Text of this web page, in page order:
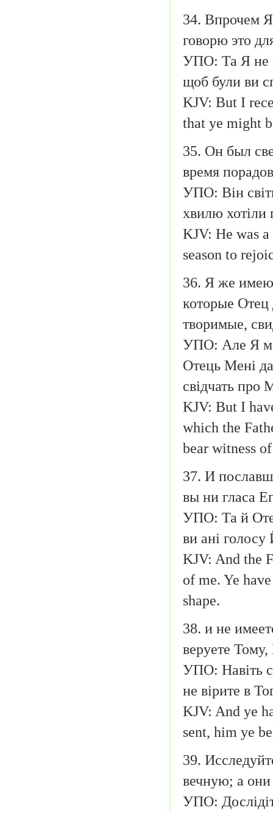
34. Впрочем
говорю это
УПО: Та Я не
щоб були ви
KJV: But I
that ye might
35. Он был
время
УПО: Він
хвилю хотіли
KJV: He was
season to
36. Я же имею
которые
творимые,
УПО: Але Я
Отець Мені
свідчать
KJV: But I
which the
bear witness
37. И
вы ни гласа
УПО: Та й
ви ані
KJV: And the
of me. Ye
shape.
38. и не
веруете
УПО: Навіть
не вірите в
KJV: And ye
sent, him ye
39.
вечную; а
УПО: